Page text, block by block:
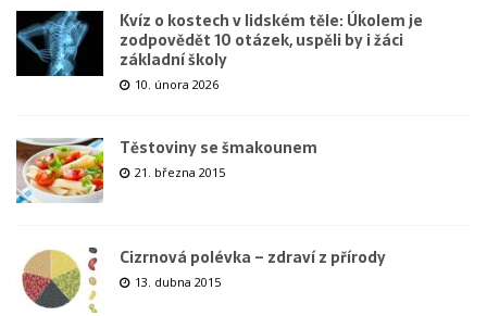
Kvíz o kostech v lidském těle: Úkolem je
zodpovědět 10 otázek, uspěli by i žáci
základní školy
10. února 2026
Těstoviny se šmakounem
21. března 2015
Cizrnová polévka – zdraví z přírody
13. dubna 2015